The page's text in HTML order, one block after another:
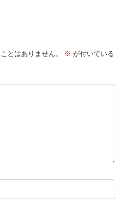
とはありません。 ※ が付いている